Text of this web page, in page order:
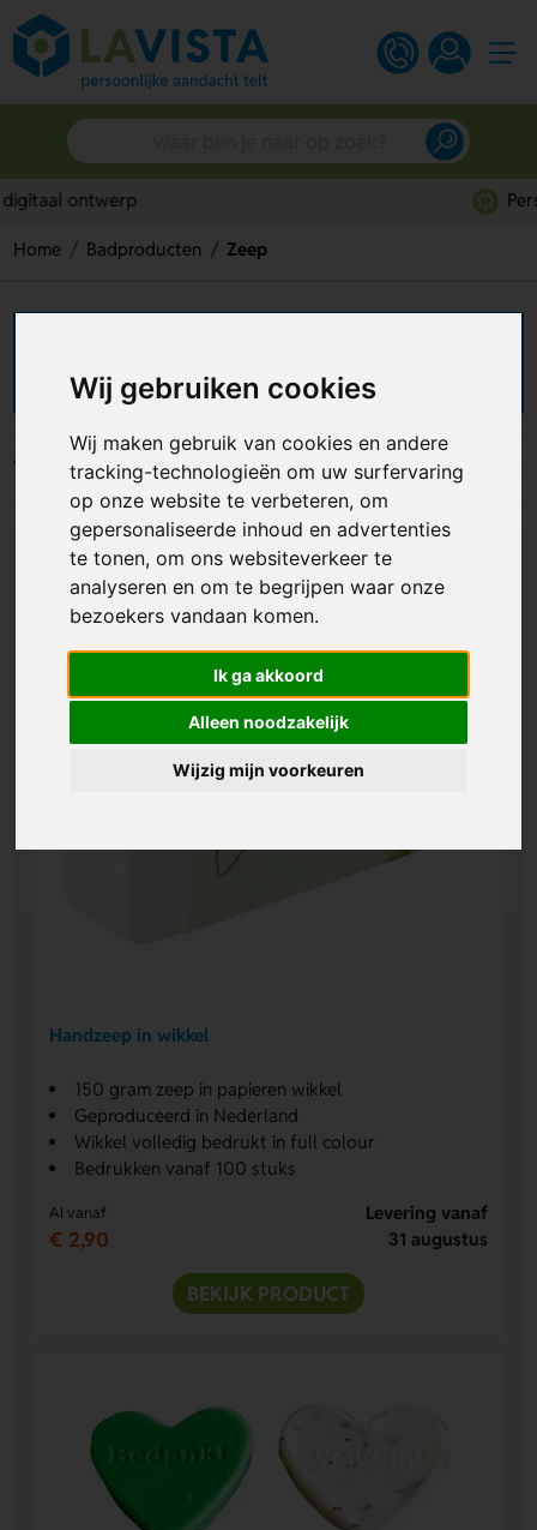
Wij gebruiken cookies
Wij maken gebruik van cookies en andere
tracking-technologieën om uw surfervaring
op onze website te verbeteren, om
gepersonaliseerde inhoud en advertenties
te tonen, om ons websiteverkeer te
analyseren en om te begrijpen waar onze
bezoekers vandaan komen.
Ik ga akkoord
Alleen noodzakelijk
Wijzig mijn voorkeuren
Home Badproducten Zeep
Filters
Handzeep in wikkel
150 gram zeep in papieren wikkel
Geproduceerd in Nederland
Wikkel volledig bedrukt in full colour
Bedrukken vanaf 100 stuks
Al vanaf
€ 2,90
Levering vanaf
31 augustus
BEKIJK PRODUCT